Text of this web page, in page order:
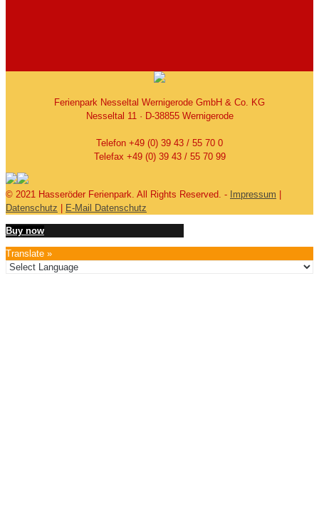
Ferienpark Nesseltal Wernigerode GmbH & Co. KG
Nesseltal 11 · D-38855 Wernigerode
Telefon +49 (0) 39 43 / 55 70 0
Telefax +49 (0) 39 43 / 55 70 99
© 2021 Hasseröder Ferienpark. All Rights Reserved. - Impressum
Datenschutz
E-Mail Datenschutz
Buy now
Translate »